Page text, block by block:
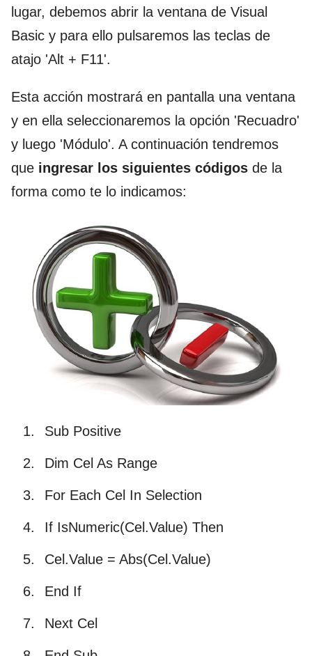
lugar, debemos abrir la ventana de Visual
Basic y para ello pulsaremos las teclas de
atajo 'Alt + F11'.
Esta acción mostrará en pantalla una ventana
y en ella seleccionaremos la opción 'Recuadro'
y luego 'Módulo'. A continuación tendremos
que ingresar los siguientes códigos de la
forma como te lo indicamos:
Sub Positive
Dim Cel As Range
For Each Cel In Selection
If IsNumeric(Cel.Value) Then
Cel.Value = Abs(Cel.Value)
End If
Next Cel